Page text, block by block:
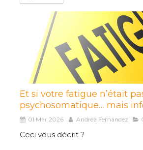
Et si votre fatigue n’était
psychosomatique… mais
01 Mar 2026 Andréa Fernández
Ceci vous décrit ?